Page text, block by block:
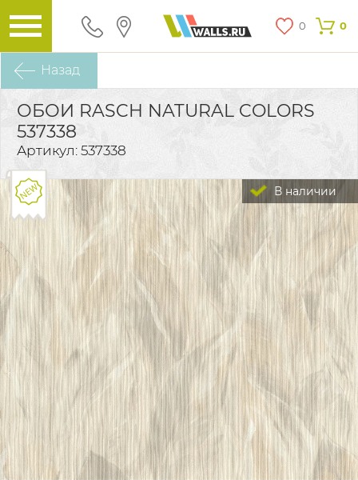
0 0
Назад
ОБОИ RASCH NATURAL COLORS
537338
Артикул: 537338
В наличии